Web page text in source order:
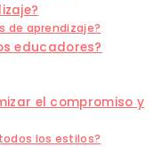
de aprendizaje?
educadores?
el compromiso y
los estilos?